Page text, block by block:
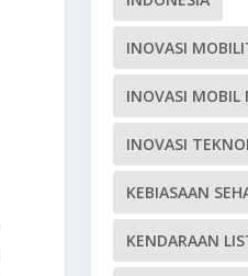
INOVASI
INOVASI MOBIL
INOVASI
KEBIASAAN
KENDARAAN